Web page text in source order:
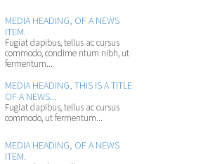
MEDIA HEADING, OF A NEWS
ITEM.
Fugiat dapibus, tellus ac cursus
commodo, condime ntum nibh, ut
fermentum...
MEDIA HEADING, THIS IS A TITLE
OF A NEWS...
Fugiat dapibus, tellus ac cursus
commodo, ut fermentum...
MEDIA HEADING, OF A NEWS
ITEM.